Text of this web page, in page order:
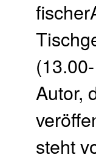
Autor,
steht